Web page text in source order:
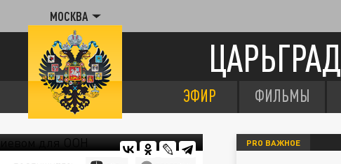
МОСКВА
ЦАРЬГРАД
ЭФИР ФИЛЬМЫ
PRO ВАЖНОЕ